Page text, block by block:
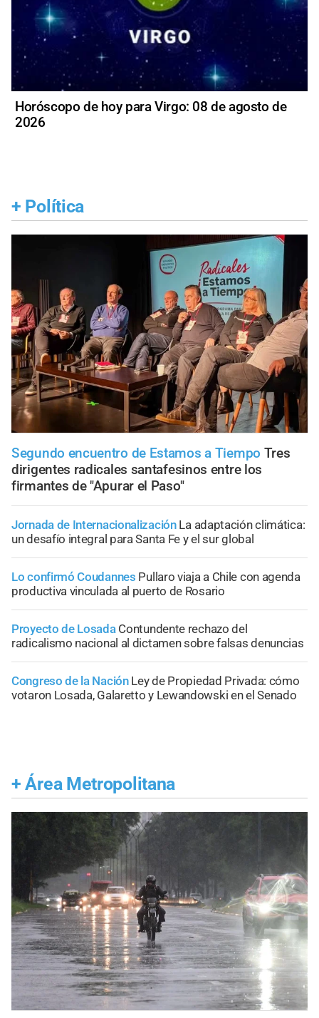
Horóscopo de hoy para Virgo: 08 de agosto de
2026
+ Política
Segundo encuentro de Estamos a Tiempo Tres
dirigentes radicales santafesinos entre los
firmantes de "Apurar el Paso"
Jornada de Internacionalización La adaptación climática:
un desafío integral para Santa Fe y el sur global
Lo confirmó Coudannes Pullaro viaja a Chile con agenda
productiva vinculada al puerto de Rosario
Proyecto de Losada Contundente rechazo del
radicalismo nacional al dictamen sobre falsas denuncias
Congreso de la Nación Ley de Propiedad Privada: cómo
votaron Losada, Galaretto y Lewandowski en el Senado
+ Área Metropolitana